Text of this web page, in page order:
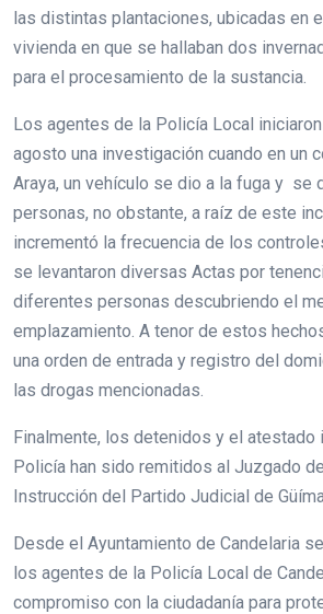
las distintas plantaciones, ubicadas en
vivienda en que se hallaban dos
para el procesamiento de la sustancia.
Los agentes de la Policía Local
agosto una investigación cuando en un
Araya, un vehículo se dio a la fuga y se
personas, no obstante, a raíz de este
incrementó la frecuencia de los
se levantaron diversas Actas por
diferentes personas descubriendo el
emplazamiento. A tenor de estos
una orden de entrada y registro del
las drogas mencionadas.
Finalmente, los detenidos y el atestado
Policía han sido remitidos al Juzgado
Instrucción del Partido Judicial de
Desde el Ayuntamiento de Candelaria
los agentes de la Policía Local de
compromiso con la ciudadanía para